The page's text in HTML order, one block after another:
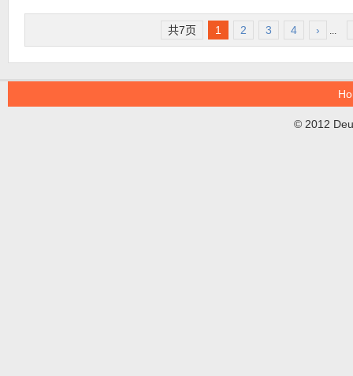
AUG15NEW
，仅限正价商品，最低消
有效期至8月31日！
★ 购物满59欧输入优惠码：3VON10，赠品十选三，有效期至8月
共7页 1 2 3 4 › ...
© 2012